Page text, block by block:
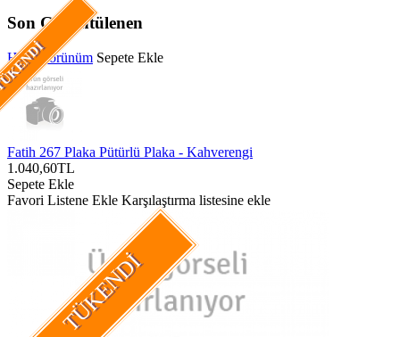
Son Görüntülenen
Hızlı Görünüm Sepete Ekle
Fatih 267 Plaka Pütürlü Plaka - Kahverengi
1.040,60TL
Sepete Ekle
Favori Listene Ekle Karşılaştırma listesine ekle
TÜKENDI